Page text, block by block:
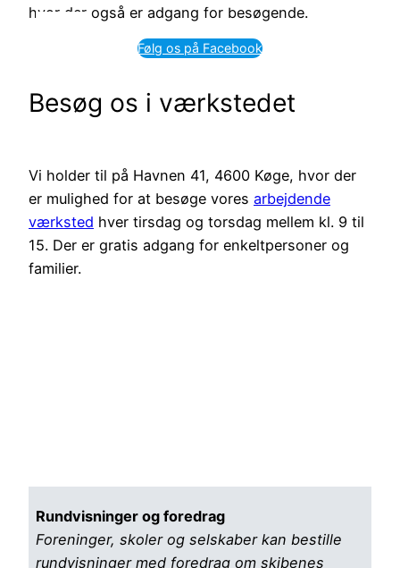
hvor der også er adgang for besøgende.
Følg os på Facebook
Besøg os i værkstedet
Vi holder til på Havnen 41, 4600 Køge, hvor der
er mulighed for at besøge vores arbejdende
værksted hver tirsdag og torsdag mellem kl. 9 til
15. Der er gratis adgang for enkeltpersoner og
familier.
Rundvisninger og foredrag
Foreninger, skoler og selskaber kan bestille
rundvisninger med foredrag om skibenes